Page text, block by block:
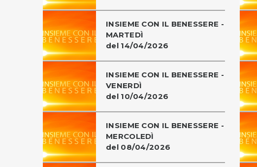
INSIEME CON IL BENESSERE -
MARTEDÌ
del 14/04/2026
INSIEME CON IL BENESSERE -
VENERDÌ
del 10/04/2026
INSIEME CON IL BENESSERE -
MERCOLEDÌ
del 08/04/2026